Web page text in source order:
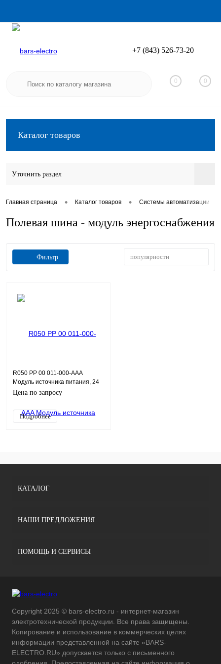
Вход
+7 (843) 526-73-20
0 0
Каталог товаров
Уточнить раздел
Главная страница • Каталог товаров • Системы автоматизации
Полевая шина - модуль энергоснабжения
Фильтр популярности
R050 PP 00 011-000-AAA
Модуль источника питания, 24
В DC, 72 Вт внутренняя шина
Цена по запросу
Подробнее
КАТАЛОГ
НАШИ ПРЕДЛОЖЕНИЯ
ПОМОЩЬ И СЕРВИСЫ
Copyright 2025 © bars-electro.ru - интернет-магазин
электротехнической продукции. Все права защищены.
Копирование и использование в коммерческих целях
информации представленной на сайте «BARS-
ELECTRO.RU» допускается только с письменного